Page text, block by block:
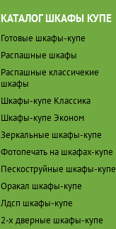
КАТАЛОГ ШКАФЫ КУПЕ
Готовые шкафы-купе
Распашные шкафы
Распашные классичекие
шкафы
Шкафы-купе Классика
Шкафы-купе Эконом
Зеркальные шкафы-купе
Фотопечать на шкафах-купе
Пескоструйные шкафы-купе
Оракал шкафы-купе
Лдсп шкафы-купе
2-х дверные шкафы-купе